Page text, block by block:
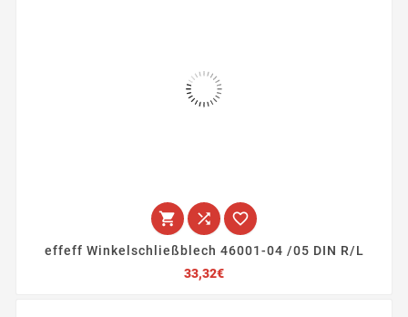
  
effeff Winkelschließblech 46001-04 /05 DIN R/L
33,32€Preis